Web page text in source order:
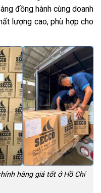
đồng hành cùng doanh
lượng cao, phù hợp cho
hãng giá tốt ở Hồ Chí